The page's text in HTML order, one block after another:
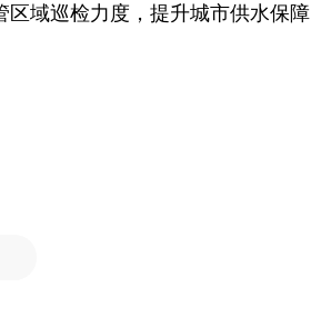
域巡检力度，提升城市供水保障